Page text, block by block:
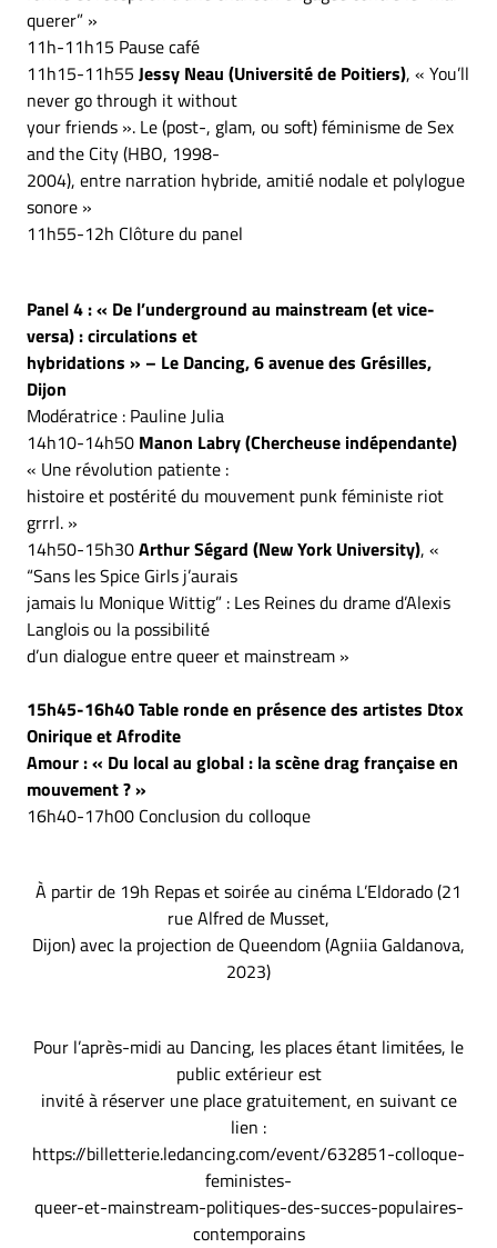
querer” »
11h-11h15 Pause café
11h15-11h55 Jessy Neau (Université de Poitiers), « You’ll
never go through it without
your friends ». Le (post-, glam, ou soft) féminisme de Sex
and the City (HBO, 1998-
2004), entre narration hybride, amitié nodale et polylogue
sonore »
11h55-12h Clôture du panel
Panel 4 : « De l’underground au mainstream (et vice-
versa) : circulations et
hybridations » – Le Dancing, 6 avenue des Grésilles,
Dijon
Modératrice : Pauline Julia
14h10-14h50 Manon Labry (Chercheuse indépendante)
« Une révolution patiente :
histoire et postérité du mouvement punk féministe riot
grrrl. »
14h50-15h30Arthur Ségard (New York University), «
“Sans les Spice Girls j’aurais
jamais lu Monique Wittig” : Les Reines du drame d’Alexis
Langlois ou la possibilité
d’un dialogue entre queer et mainstream »
15h45-16h40 Table ronde en présence des artistes Dtox
Onirique et Afrodite
Amour : « Du local au global : la scène drag française en
mouvement ? »
16h40-17h00 Conclusion du colloque
À partir de 19h Repas et soirée au cinéma L’Eldorado (21
rue Alfred de Musset,
Dijon) avec la projection de Queendom (Agniia Galdanova,
2023)
Pour l’après-midi au Dancing, les places étant limitées, le
public extérieur est
invité à réserver une place gratuitement, en suivant ce
lien :
https://billetterie.ledancing.com/event/632851-colloque-
feministes-
queer-et-mainstream-politiques-des-succes-populaires-
contemporains